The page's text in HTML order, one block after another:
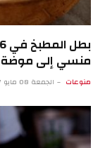
منسي إلى موضة
منوعات الجمعة 08 مايو 10:17 م